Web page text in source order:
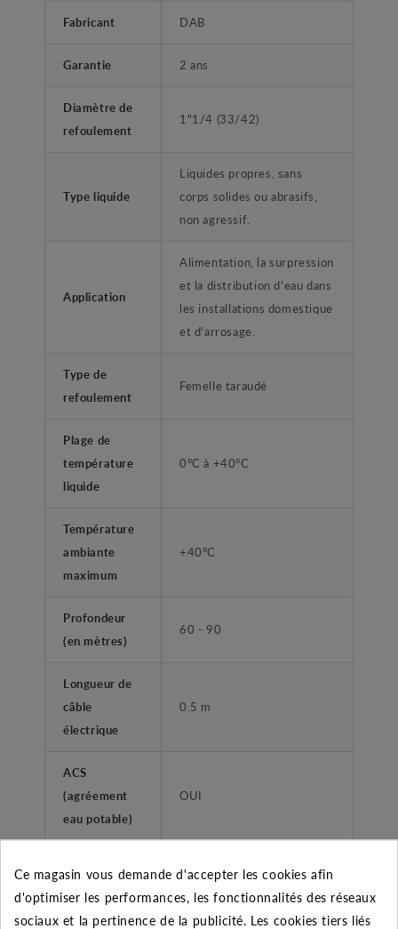
Fabricant DAB
Garantie 2 ans
Diamètre de
refoulement
1"1/4 (33/42)
Type liquide
Liquides propres, sans
corps solides ou abrasifs,
non agressif.
Application
Alimentation, la surpression
et la distribution d'eau dans
les installations domestique
et d'arrosage.
Type de
refoulement
Femelle taraudé
Plage de
température
liquide
0°C à +40°C
Température
ambiante
maximum
+40°C
Profondeur
(en mètres)
60 - 90
Longueur de
câble
électrique
0.5 m
ACS
(agréement
eau potable)
OUI
Coffret de
NON
Ce magasin vous demande d'accepter les cookies afin
d'optimiser les performances, les fonctionnalités des réseaux
sociaux et la pertinence de la publicité. Les cookies tiers liés